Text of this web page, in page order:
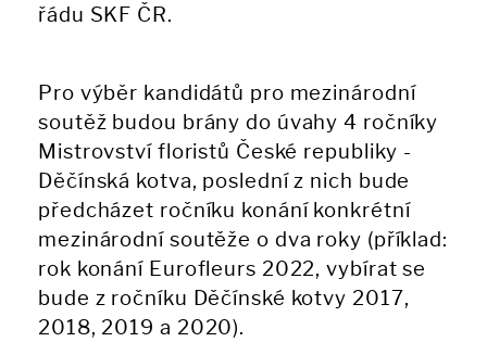
řádu SKF ČR.
Pro výběr kandidátů pro mezinárodní
soutěž budou brány do úvahy 4 ročníky
Mistrovství floristů České republiky -
Děčínská kotva, poslední z nich bude
předcházet ročníku konání konkrétní
mezinárodní soutěže o dva roky (příklad:
rok konání Eurofleurs 2022, vybírat se
bude z ročníku Děčínské kotvy 2017,
2018, 2019 a 2020).